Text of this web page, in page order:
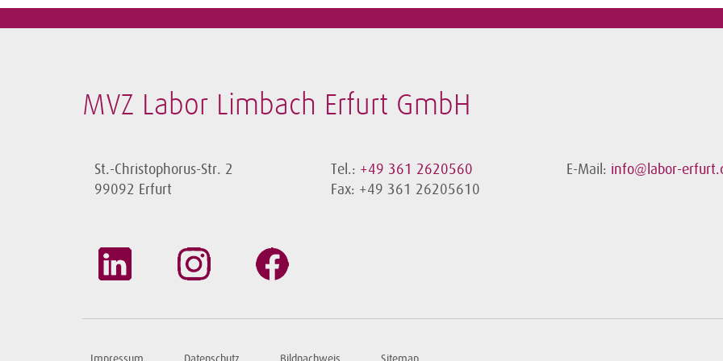
MVZ Labor Limbach Erfurt GmbH
St.-Christophorus-Str. 2
99092 Erfurt
Tel.: +49 361 2620560
Fax: +49 361 26205610
E-Mail: info@labor-